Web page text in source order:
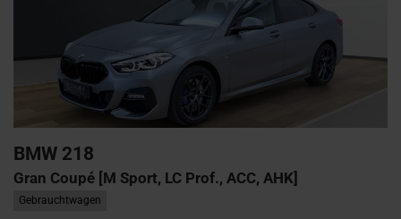
BMW 218
Gran Coupé [M Sport, LC Prof., ACC, AHK]
Gebrauchtwagen